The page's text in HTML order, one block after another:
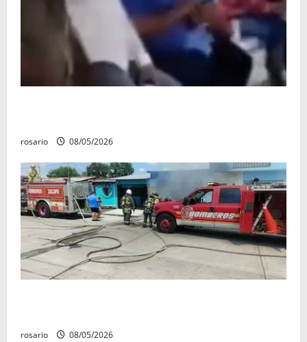
rosario 08/05/2026
rosario 08/05/2026